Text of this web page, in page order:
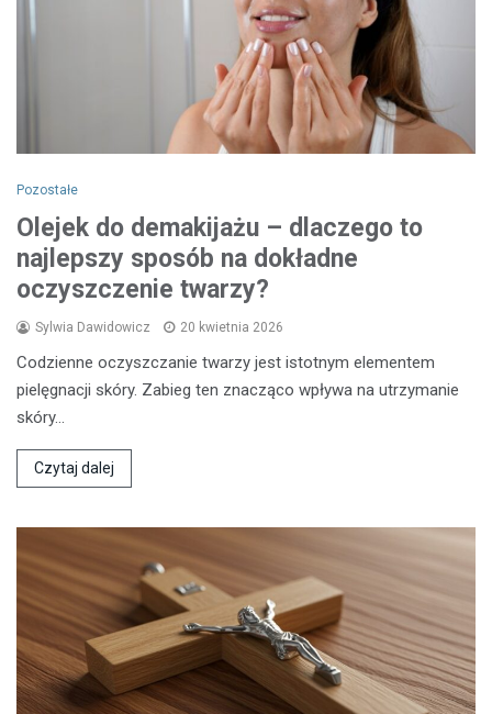
Pozostałe
Olejek do demakijażu – dlaczego to
najlepszy sposób na dokładne
oczyszczenie twarzy?
Sylwia Dawidowicz 20 kwietnia 2026
Codzienne oczyszczanie twarzy jest istotnym elementem
pielęgnacji skóry. Zabieg ten znacząco wpływa na utrzymanie
skóry…
Czytaj dalej